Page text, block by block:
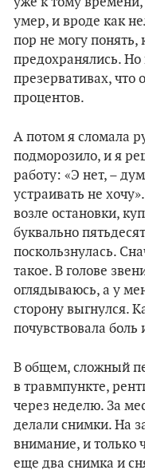
умер, и вроде как
пор не могу понять,
предохранялись.
презервативах,
процентов.
А потом я сломала
подморозило, и я
работу: «Э нет, –
устраивать не
возле остановки,
буквально
поскользнулась.
такое. В голове
оглядываюсь, а у
сторону выгнулся.
почувствовала
В общем, сложный
в травмпункте,
через неделю. За
делали снимки. На
внимание, и только
еще два снимка и